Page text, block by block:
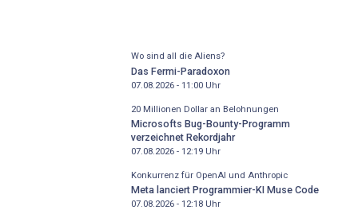
Wo sind all die Aliens?
Das Fermi-Paradoxon
07.08.2026 - 11:00Uhr
20 Millionen Dollar an Belohnungen
Microsofts Bug-Bounty-Programm
verzeichnet Rekordjahr
07.08.2026 - 12:19Uhr
Konkurrenz für OpenAI und Anthropic
Meta lanciert Programmier-KI Muse Code
07.08.2026 - 12:18Uhr